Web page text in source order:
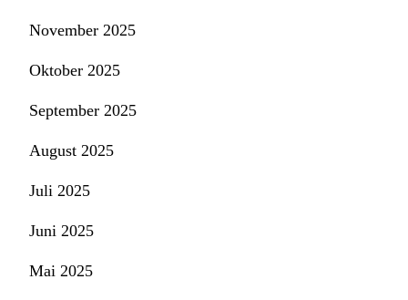
November 2025
Oktober 2025
September 2025
August 2025
Juli 2025
Juni 2025
Mai 2025